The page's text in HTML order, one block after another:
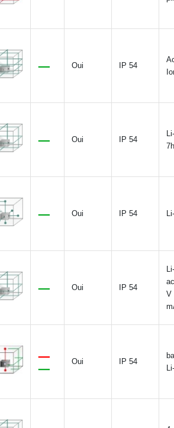
Oui IP 54
Oui IP 54
7h
Oui IP 54
Oui IP 54
V
Oui IP 54